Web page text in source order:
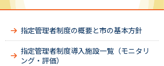
指定管理者制度の概要と市の基本方針
指定管理者制度導入施設一覧（モニタリ
ング・評価）